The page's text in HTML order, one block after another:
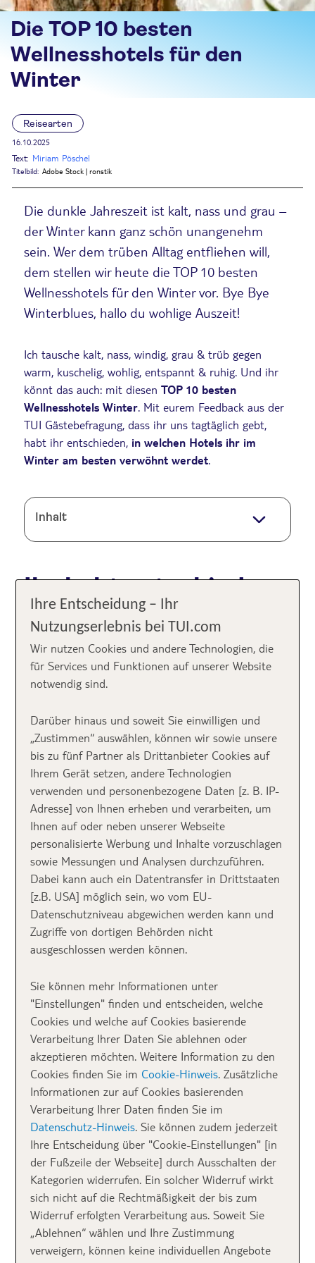
Die TOP 10 besten
Wellnesshotels für den
Winter
Reisearten
16.10.2025
Text: Miriam Pöschel
Titelbild: Adobe Stock | ronstik
Die dunkle Jahreszeit ist kalt, nass und grau –
der Winter kann ganz schön unangenehm
sein. Wer dem trüben Alltag entfliehen will,
dem stellen wir heute die TOP 10 besten
Wellnesshotels für den Winter vor. Bye Bye
Winterblues, hallo du wohlige Auszeit!
Ich tausche kalt, nass, windig, grau & trüb gegen
warm, kuschelig, wohlig, entspannt & ruhig. Und ihr
könnt das auch: mit diesen TOP 10 besten
Wellnesshotels Winter. Mit eurem Feedback aus der
TUI Gästebefragung, dass ihr uns tagtäglich gebt,
habt ihr entschieden, in welchen Hotels ihr im
Winter am besten verwöhnt werdet.
Inhalt
Ihr habt entschieden:
Das sind die 10 besten
Wellnesshotels für
den Winter
1.Kuramathi Maldives – MALEDIVEN
Grandioses Resort. Ich war jetzt
das zweite mal auf den
Malediven und sowas tolles
habe ich noch nicht gesehen. Wir
haben uns absolut wohl gefühlt
vor Ort. Und wir wären noch so
gerne länger geblieben. 5-
Die Malediven allein sind schon eine wahre Wohlfühl-
Oase. DasKuramathi Maldives in Rasdhoo-Atoll,
einer der größten Urlaubsinseln der Malediven, lässt
euch in eine entspannte Welt abtauchen. Dafür
sorgen nicht nur die zahlreichenSchnorchelplätze
rund um die Insel, sondern besonders der
Wellnessbereich „Kuramathi Spa“ mit seinen
Saunen, Tauchbecken, Jacuzziund
Massageanwendungen.
Mein Tipp:Gönnt euch doch mal eine
Abhyangamassage – eine Ayurvedische
Ganzkörpermassage. Oder eine Paarmassage im
„Water Pavillion“ direkt am Meer. Dann heißt es nur
noch: Augen schließen, tief einatmen, genießen und
Ihre Entscheidung – Ihr
Nutzungserlebnis bei TUI.com
Wir nutzen Cookies und andere Technologien, die
für Services und Funktionen auf unserer Website
notwendig sind.
Darüber hinaus und soweit Sie einwilligen und
„Zustimmen“ auswählen, können wir sowie unsere
bis zu fünf Partner als Drittanbieter Cookies auf
Ihrem Gerät setzen, andere Technologien
verwenden und personenbezogene Daten [z. B. IP-
Adresse] von Ihnen erheben und verarbeiten, um
Ihnen auf oder neben unserer Webseite
personalisierte Werbung und Inhalte vorzuschlagen
sowie Messungen und Analysen durchzuführen.
Dabei kann auch ein Datentransfer in Drittstaaten
[z.B. USA] möglich sein, wo vom EU-
Datenschutzniveau abgewichen werden kann und
Zugriffe von dortigen Behörden nicht
ausgeschlossen werden können.
Sie können mehr Informationen unter
"Einstellungen" finden und entscheiden, welche
Cookies und welche auf Cookies basierende
Verarbeitung Ihrer Daten Sie ablehnen oder
akzeptieren möchten. Weitere Information zu den
Cookies finden Sie im Cookie-Hinweis. Zusätzliche
Informationen zur auf Cookies basierenden
Verarbeitung Ihrer Daten finden Sie im
Datenschutz-Hinweis. Sie können zudem jederzeit
Ihre Entscheidung über "Cookie-Einstellungen" [in
der Fußzeile der Webseite] durch Ausschalten der
Kategorien widerrufen. Ein solcher Widerruf wirkt
sich nicht auf die Rechtmäßigkeit der bis zum
Widerruf erfolgten Verarbeitung aus. Soweit Sie
„Ablehnen“ wählen und Ihre Zustimmung
verweigern, können keine individuellen Angebote